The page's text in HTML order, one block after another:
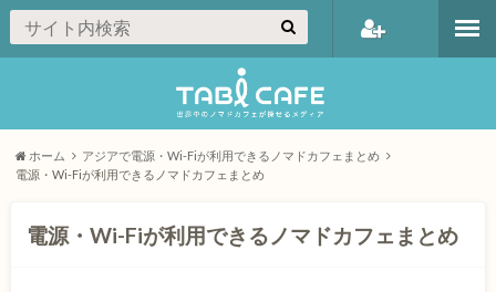
ホーム
アジアで電源・Wi-Fiが利用できるノマドカフェまとめ
電源・Wi-Fiが利用できるノマドカフェまとめ
電源・Wi-Fiが利用できるノマドカフェまとめ